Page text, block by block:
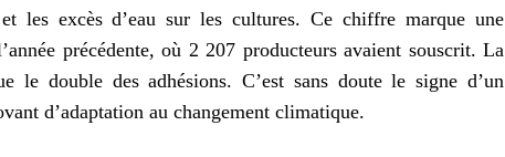
les excès d’eau sur les cultures. Ce chiffre marque une
précédente, où 2 207 producteurs avaient souscrit. La
le double des adhésions. C’est sans doute le signe d’un
d’adaptation au changement climatique.